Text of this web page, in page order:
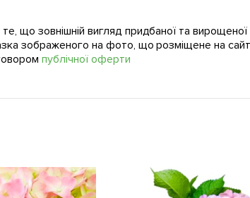
що зовнішній вигляд придбаної та
зображеного на фото, що розміщене на
публічної оферти